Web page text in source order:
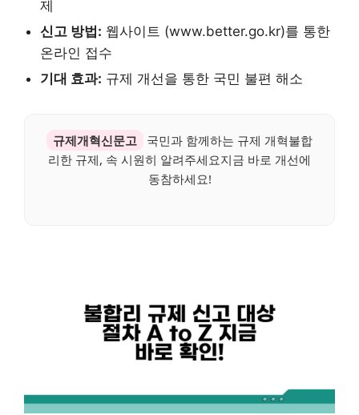
제
신고 방법: 웹사이트 (www.better.go.kr)를 통한
온라인 접수
기대 효과: 규제 개선을 통한 국민 불편 해소
규제개혁신문고
국민과 함께하는 규제 개혁불합
리한 규제, 속 시원히 알려주세요지금 바로 개선에
동참하세요!